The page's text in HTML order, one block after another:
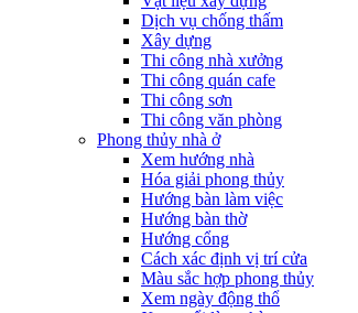
Dịch vụ chống thấm
Xây dựng
Thi công nhà xưởng
Thi công quán cafe
Thi công sơn
Thi công văn phòng
Phong thủy nhà ở
Xem hướng nhà
Hóa giải phong thủy
Hướng bàn làm việc
Hướng bàn thờ
Hướng cổng
Cách xác định vị trí cửa
Màu sắc hợp phong thủy
Xem ngày động thổ